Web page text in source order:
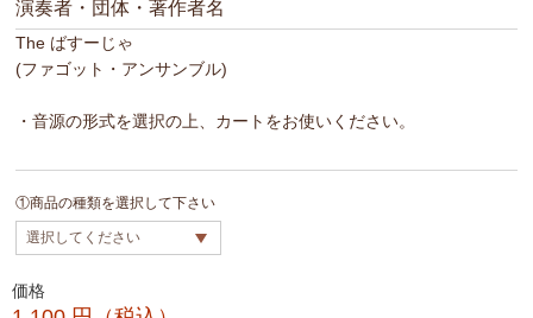
演奏者・団体・著作者名
The ばすーじゃ
(ファゴット・アンサンブル)
・音源の形式を選択の上、カートをお使いください。
①商品の種類を選択して下さい
価格